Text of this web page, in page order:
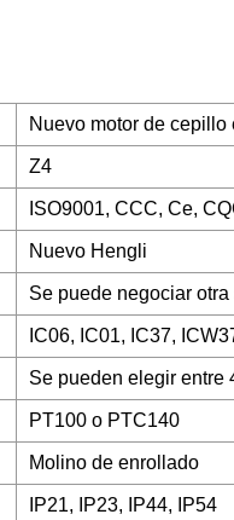
Nuevo motor de
Z4
ISO9001, CCC, Ce,
Nuevo Hengli
Se puede negociar otra
IC06, IC01, IC37,
Se pueden elegir entre
PT100 o PTC140
Molino de enrollado
IP21, IP23, IP44, IP54